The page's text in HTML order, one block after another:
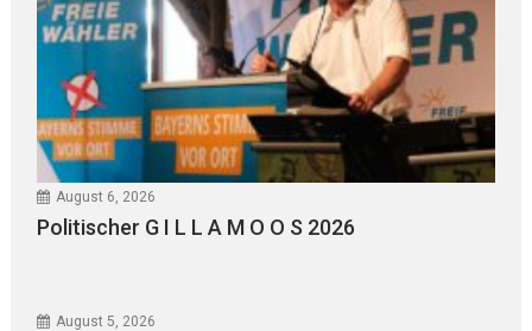
August 6, 2026
Politischer G I L L A M O O S 2026
August 5, 2026